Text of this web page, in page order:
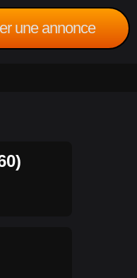
une annonce